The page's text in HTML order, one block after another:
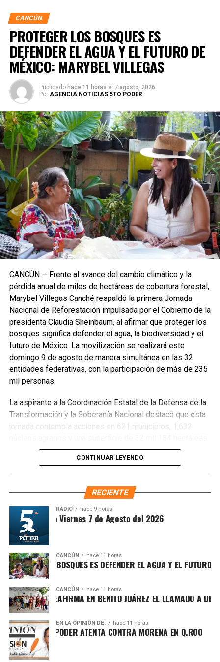
CANCÚN
PROTEGER LOS BOSQUES ES
DEFENDER EL AGUA Y EL FUTURO DE
MÉXICO: MARYBEL VILLEGAS
Publicado hace 11 horas el 7 agosto, 2026
Por AGENCIA NOTICIAS 5TO PODER
CANCÚN.— Frente al avance del cambio climático y la
pérdida anual de miles de hectáreas de cobertura forestal,
Marybel Villegas Canché respaldó la primera Jornada
Nacional de Reforestación impulsada por el Gobierno de la
presidenta Claudia Sheinbaum, al afirmar que proteger los
bosques significa defender el agua, la biodiversidad y el
futuro de México. La movilización se realizará este
domingo 9 de agosto de manera simultánea en las 32
entidades federativas, con la participación de más de 235
mil personas.
La aspirante a la Coordinación Estatal de la Defensa de la
Transformación y la Soberanía Nacional destacó que esta
jornada contempla acciones en 621 municipios, 1,632
donde se plantarán más de 6.6 millones de árboles,
arbustos y plantas herbáceas, además de la dispersión de
Subrayó que la magnitud de este esfuerzo responde a los
desafíos ambientales del país, que cada año pierde más
de 203 mil hectáreas por deforestación y enfrenta daños
por incendios, plagas y enfermedades.
CONTINUAR LEYENDO
RECIENTE
RADIO hace 9 horas
Matutina Viernes 7 de Agosto del 2026
CANCÚN hace 11 horas
LOS BOSQUES ES DEFENDER EL AGUA Y EL FUTURO DE
CANCÚN hace 11 horas
MARÍN REAFIRMA EN BENITO JUÁREZ EL LLAMADO A
EN LA OPINIÓN DE: hace 11 horas
POR EL PODER ATENTA CONTRA MORENA EN Q.ROO